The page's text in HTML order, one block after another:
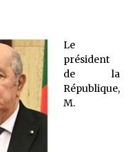
vais tomber ! »
Le
président
de la
République,
M.